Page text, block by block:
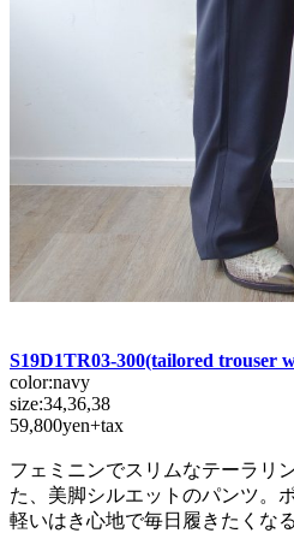
S19D1TR03-300(tailored trouser
color:navy
size:34,36,38
59,800yen+tax
フェミニンでスリムなテーラリ
た、美脚シルエットのパンツ。
軽いはき心地で毎日履きたくな